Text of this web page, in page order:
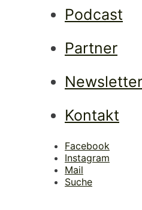
Podcast
Partner
Newsletter
Kontakt
Facebook
Instagram
Mail
Suche